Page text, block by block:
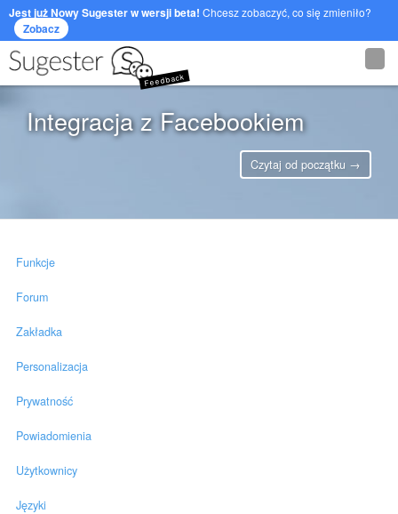
Jest już Nowy Sugester w wersji beta! Chcesz zobaczyć, co się zmieniło?
Zobacz
Feedback
Integracja z Facebookiem
Czytaj od początku →
Funkcje
Forum
Zakładka
Personalizacja
Prywatność
Powiadomienia
Użytkownicy
Języki